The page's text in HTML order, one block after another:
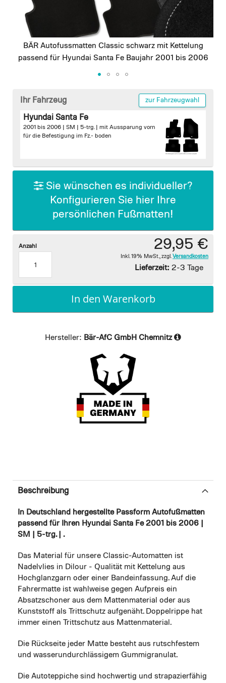
BÄR Autofussmatten Classic schwarz mit Kettelung
passend für Hyundai Santa Fe Baujahr 2001 bis 2006
beginning
gallery
Ihr Fahrzeug zur Fahrzeugwahl
Hyundai Santa Fe
2001 bis 2006 | SM | 5-trg. | mit Aussparung vorn
für die Befestigung im Fz.- boden
Sie wünschen es individueller?
Konfigurieren Sie hier Ihre
persönlichen Fußmatten!
29,95 €
Inkl. 19% MwSt. zzgl. Versandkosten
Lieferzeit: 2-3 Tage
Anzahl
In den Warenkorb
Hersteller: Bär-AfC GmbH Chemnitz
Beschreibung
In Deutschland hergestellte Passform Autofußmatten
passend für Ihren Hyundai Santa Fe 2001 bis 2006 |
SM | 5-trg. | .
Das Material für unsere Classic-Automatten ist
Nadelvlies in Dilour - Qualität mit Kettelung aus
Hochglanzgarn oder einer Bandeinfassung. Auf die
Fahrermatte ist wahlweise gegen Aufpreis ein
Absatzschoner aus dem Mattenmaterial oder aus
Kunststoff als Trittschutz aufgenäht. Doppelrippe hat
immer einen Trittschutz aus Mattenmaterial.
Die Rückseite jeder Matte besteht aus rutschfestem
und wasserundurchlässigem Gummigranulat.
Die Autoteppiche sind hochwertig und strapazierfähig